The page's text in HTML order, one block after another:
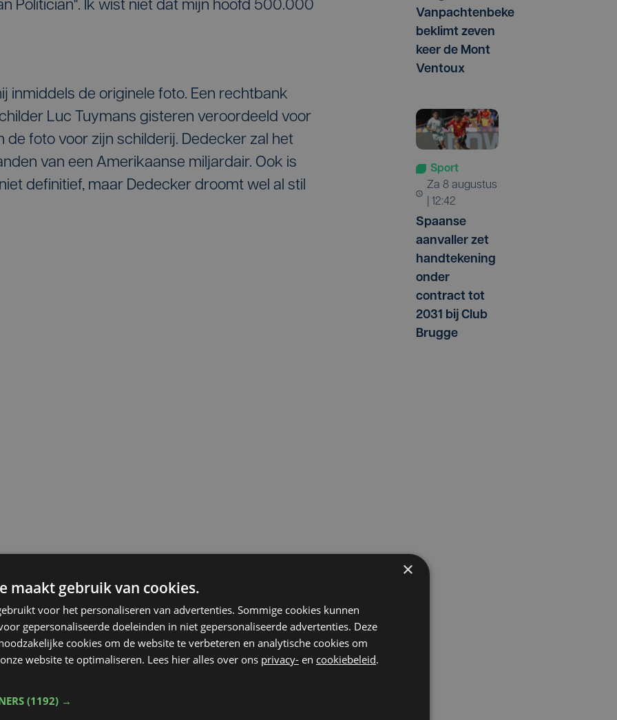
Politician". Ik wist niet dat mijn hoofd 500.000
inmiddels de originele foto. Een rechtbank
Luc Tuymans gisteren veroordeeld voor
foto voor zijn schilderij. Dedecker zal het
van een Amerikaanse miljardair. Ook is
definitief, maar Dedecker droomt wel al stil
Vanpachtenbeke
beklimt zeven
keer de Mont
Ventoux
Sport
za 8 augustus
| 12:42
Spaanse
aanvaller zet
handtekening
onder
contract tot
2031 bij Club
Brugge
×
maakt gebruik van cookies.
voor het personaliseren van advertenties. Sommige cookies kunnen
gepersonaliseerde doeleinden in niet gepersonaliseerde advertenties. Deze
cookies om de website te verbeteren en analytische cookies om
website te optimaliseren. Lees hier alles over ons privacy- en cookiebeleid.
(1192) →